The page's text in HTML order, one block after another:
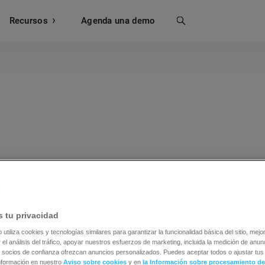
Recursos Agenda una demo
Buscar
que consiste en enviar una serie de mensajes
durante un periodo de tiempo concreto. El
de estos mensajes, similar al agua que gotea de
a losclientespotenciales, construir relaciones y guiar
Mediante la entrega de contenido relevante y
tu privacidad
utiliza cookies y tecnologías similares para garantizar la funcionalidad básica del sitio,
el análisis del tráfico, apoyar nuestros esfuerzos de marketing, incluida la medición de
de confianza ofrezcan anuncios personalizados. Puedes aceptar todos o ajustar tus
en nuestro Aviso sobre cookies y en la Información sobre procesamiento